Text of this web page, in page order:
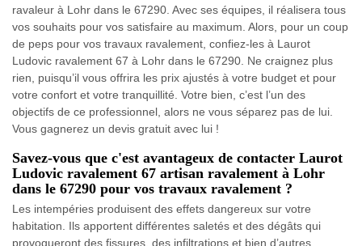
ravaleur à Lohr dans le 67290. Avec ses équipes, il réalisera tous
vos souhaits pour vos satisfaire au maximum. Alors, pour un coup
de peps pour vos travaux ravalement, confiez-les à Laurot
Ludovic ravalement 67 à Lohr dans le 67290. Ne craignez plus
rien, puisqu’il vous offrira les prix ajustés à votre budget et pour
votre confort et votre tranquillité. Votre bien, c’est l’un des
objectifs de ce professionnel, alors ne vous séparez pas de lui.
Vous gagnerez un devis gratuit avec lui !
Savez-vous que c'est avantageux de contacter Laurot
Ludovic ravalement 67 artisan ravalement à Lohr
dans le 67290 pour vos travaux ravalement ?
Les intempéries produisent des effets dangereux sur votre
habitation. Ils apportent différentes saletés et des dégâts qui
provoqueront des fissures, des infiltrations et bien d’autres